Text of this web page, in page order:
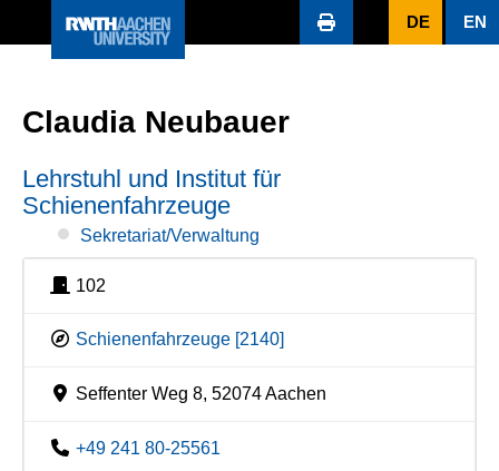
DE EN
Claudia Neubauer
Lehrstuhl und Institut für
Schienenfahrzeuge
Sekretariat/Verwaltung
102
Schienenfahrzeuge [2140]
Seffenter Weg 8, 52074 Aachen
+49 241 80-25561